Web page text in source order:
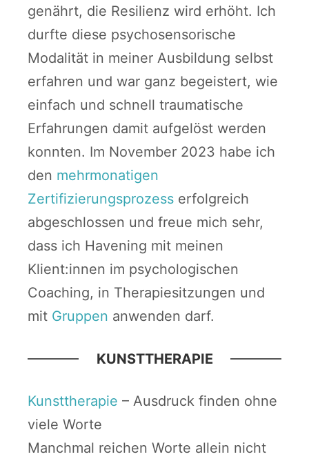
genährt, die Resilienz wird erhöht. Ich
durfte diese psychosensorische
Modalität in meiner Ausbildung selbst
erfahren und war ganz begeistert, wie
einfach und schnell traumatische
Erfahrungen damit aufgelöst werden
konnten. Im November 2023 habe ich
den mehrmonatigen
Zertifizierungsprozess erfolgreich
abgeschlossen und freue mich sehr,
dass ich Havening mit meinen
Klient:innen im psychologischen
Coaching, in Therapiesitzungen und
mit Gruppen anwenden darf.
KUNSTTHERAPIE
Kunsttherapie – Ausdruck finden ohne
viele Worte
Manchmal reichen Worte allein nicht